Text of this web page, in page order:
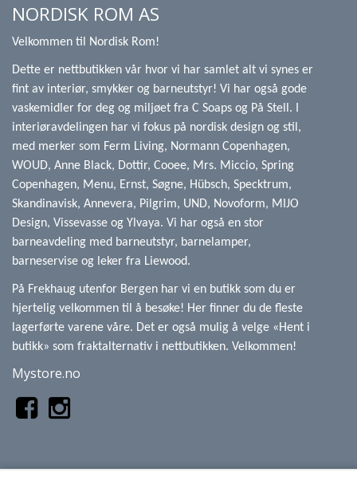
NORDISK ROM AS
Velkommen til Nordisk Rom!
Dette er nettbutikken vår hvor vi har samlet alt vi synes er
fint av interiør, smykker og barneutstyr! Vi har også gode
vaskemidler for deg og miljøet fra C Soaps og På Stell. I
interiøravdelingen har vi fokus på nordisk design og stil,
med merker som Ferm Living, Normann Copenhagen,
WOUD, Anne Black, Dottir, Cooee, Mrs. Miccio, Spring
Copenhagen, Menu, Ernst, Søgne, Hübsch, Specktrum,
Skandinavisk, Annevera, Pilgrim, UND, Novoform, MIJO
Design, Vissevasse og Ylvaya. Vi har også en stor
barneavdeling med barneutstyr, barnelamper,
barneservise og leker fra Liewood.
På Frekhaug utenfor Bergen har vi en butikk som du er
hjertelig velkommen til å besøke! Her finner du de fleste
lagerførte varene våre. Det er også mulig å velge «Hent i
butikk» som fraktalternativ i nettbutikken. Velkommen!
Mystore.no